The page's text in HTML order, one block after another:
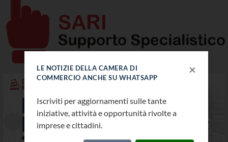
LE NOTIZIE DELLA CAMERA DI
COMMERCIO ANCHE SU WHATSAPP
×
Iscriviti per aggiornamenti sulle tante
iniziative, attività e opportunità rivolte a
imprese e cittadini.